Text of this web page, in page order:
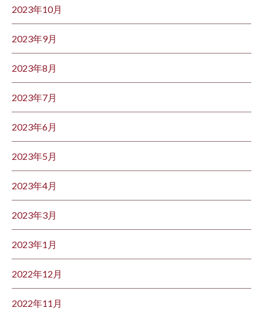
2023年10月
2023年9月
2023年8月
2023年7月
2023年6月
2023年5月
2023年4月
2023年3月
2023年1月
2022年12月
2022年11月